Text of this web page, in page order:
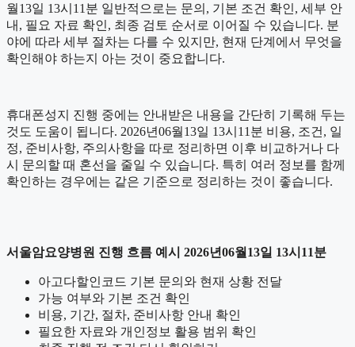
월13일 13시11분 일반적으로는 문의, 기본 조건 확인, 세부 안
내, 필요 자료 확인, 최종 검토 순서로 이어질 수 있습니다. 분
야에 따라 세부 절차는 다를 수 있지만, 현재 단계에서 무엇을
확인해야 하는지 아는 것이 중요합니다.
휴대폰성지 진행 중에는 안내받은 내용을 간단히 기록해 두는
것도 도움이 됩니다. 2026년06월13일 13시11분 비용, 조건, 일
정, 준비사항, 주의사항을 따로 정리하면 이후 비교하거나 다
시 문의할 때 혼선을 줄일 수 있습니다. 특히 여러 정보를 함께
확인하는 경우에는 같은 기준으로 정리하는 것이 좋습니다.
서울암요양병원 진행 흐름 예시 2026년06월13일 13시11분
아고다할인코드 기본 문의와 현재 상황 전달
가능 여부와 기본 조건 확인
비용, 기간, 절차, 준비사항 안내 확인
필요한 자료와 개인정보 활용 범위 확인